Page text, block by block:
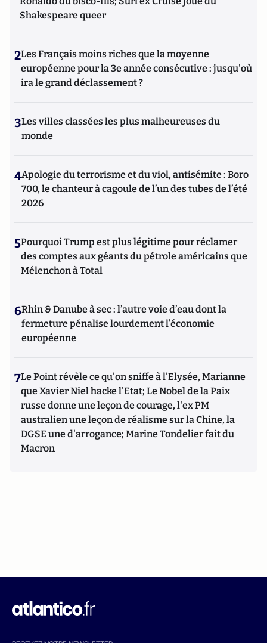
Shakespeare queer
2Les Français moins riches que la moyenne
européenne pour la 3e année consécutive : jusqu'où
ira le grand déclassement ?
3Les villes classées les plus malheureuses du
monde
4Apologie du terrorisme et du viol, antisémite : Boro
700, le chanteur à cagoule de l’un des tubes de l’été
2026
5Pourquoi Trump est plus légitime pour réclamer
des comptes aux géants du pétrole américains que
Mélenchon à Total
6Rhin & Danube à sec : l’autre voie d’eau dont la
fermeture pénalise lourdement l’économie
européenne
7Le Point révèle ce qu'on sniffe à l'Elysée, Marianne
que Xavier Niel hacke l'Etat; Le Nobel de la Paix
russe donne une leçon de courage, l'ex PM
australien une leçon de réalisme sur la Chine, la
DGSE une d'arrogance; Marine Tondelier fait du
Macron